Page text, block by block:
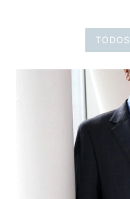
TODOS